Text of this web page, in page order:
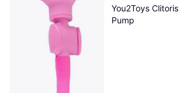
You2Toys Clitoris
Pump